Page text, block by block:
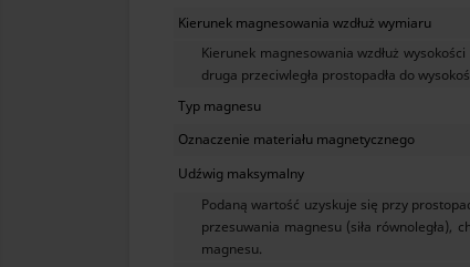
Kierunek magnesowania wzdłuż wymiaru
Kierunek magnesowania wzdłuż
druga przeciwległa prostopadła do
Typ magnesu
Oznaczenie materiału magnetycznego
Udźwig maksymalny
Podaną wartość uzyskuje się przy
przesuwania magnesu (siła równoległa),
magnesu.